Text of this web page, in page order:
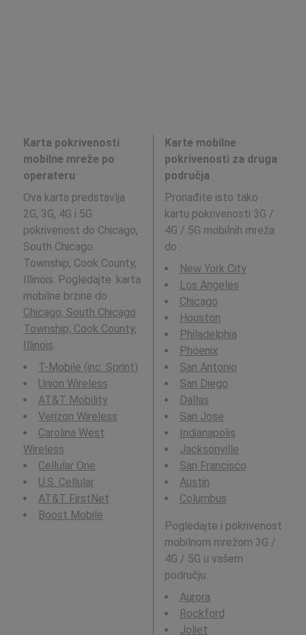
Karta pokrivenosti
mobilne mreže po
operateru
Ova karta predstavlja
2G, 3G, 4G i 5G
pokrivenost do Chicago,
South Chicago
Township, Cook County,
Illinois. Pogledajte :karta
mobilne brzine do
Chicago, South Chicago
Township, Cook County,
Illinois.
T-Mobile (inc. Sprint)
Union Wireless
AT&T Mobility
Verizon Wireless
Carolina West
Wireless
Cellular One
U.S. Cellular
AT&T FirstNet
Boost Mobile
Karte mobilne
pokrivenosti za druga
područja
Pronađite isto tako
kartu pokrivenosti 3G /
4G / 5G mobilnih mreža
do :
New York City
Los Angeles
Chicago
Houston
Philadelphia
Phoenix
San Antonio
San Diego
Dallas
San Jose
Indianapolis
Jacksonville
San Francisco
Austin
Columbus
Pogledajte i pokrivenost
mobilnom mrežom 3G /
4G / 5G u vašem
području:
Aurora
Rockford
Joliet